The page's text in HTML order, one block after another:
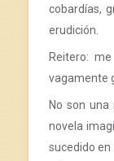
cobardías,
erudición.
Reitero:
vagamente
No son
novela
sucedido en